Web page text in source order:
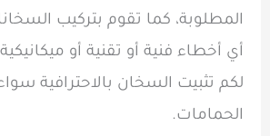
المطلوبة، كما تقوم بتركيب
أي أخطاء فنية أو تقنية أو
لكم تثبيت السخان بالاحترافية
الحمامات.